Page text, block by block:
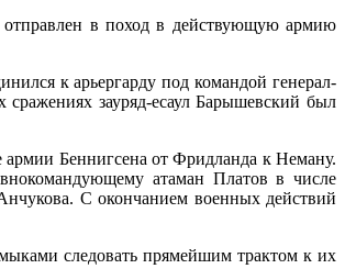
отправлен в поход в действующую армию
к арьергарду под командой генерал-
зауряд-есаул Барышевский был
армии Беннигсена от Фридланда к Неману.
атаман Платов в числе
С окончанием военных действий
следовать прямейшим трактом к их